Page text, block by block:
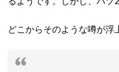
どこからそのような噂が浮